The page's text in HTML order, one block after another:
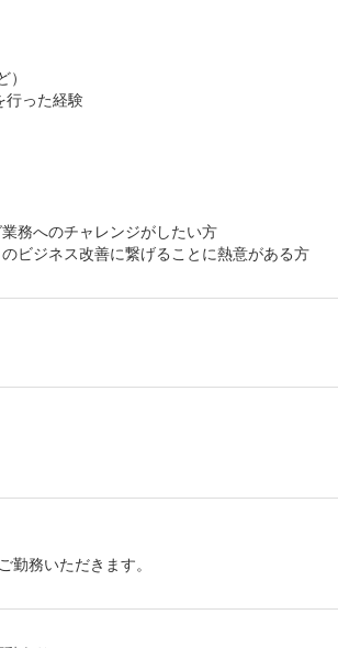
行った経験
務へのチャレンジがしたい方
ビジネス改善に繋げることに熱意がある方
勤務いただきます。